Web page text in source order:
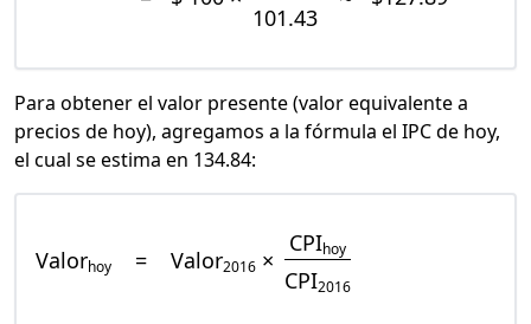
101.43
Para obtener el valor presente (valor equivalente a
precios de hoy), agregamos a la fórmula el IPC de hoy,
el cual se estima en 134.84:
Valorhoy = Valor2016 ×
CPIhoy
CPI2016